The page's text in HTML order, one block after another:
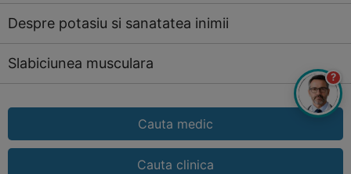
Despre potasiu si sanatatea inimii
Slabiciunea musculara
Cauta medic
Cauta clinica
?